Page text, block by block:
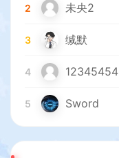
2 未央2
3 缄默
4 12345454
5 Sword